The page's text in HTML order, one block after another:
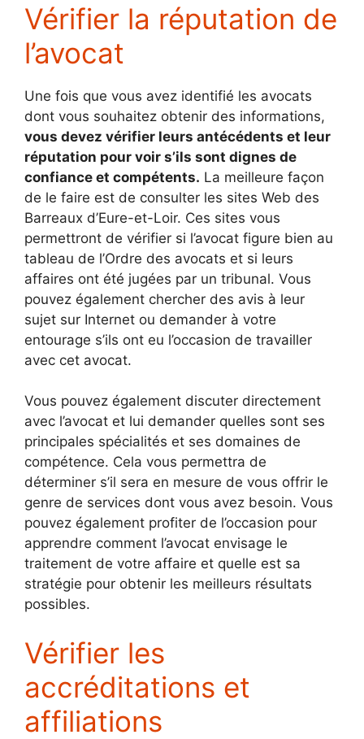
Vérifier la réputation de
l’avocat
Une fois que vous avez identifié les avocats
dont vous souhaitez obtenir des informations,
vous devez vérifier leurs antécédents et leur
réputation pour voir s’ils sont dignes de
confiance et compétents. La meilleure façon
de le faire est de consulter les sites Web des
Barreaux d’Eure-et-Loir. Ces sites vous
permettront de vérifier si l’avocat figure bien au
tableau de l’Ordre des avocats et si leurs
affaires ont été jugées par un tribunal. Vous
pouvez également chercher des avis à leur
sujet sur Internet ou demander à votre
entourage s’ils ont eu l’occasion de travailler
avec cet avocat.
Vous pouvez également discuter directement
avec l’avocat et lui demander quelles sont ses
principales spécialités et ses domaines de
compétence. Cela vous permettra de
déterminer s’il sera en mesure de vous offrir le
genre de services dont vous avez besoin. Vous
pouvez également profiter de l’occasion pour
apprendre comment l’avocat envisage le
traitement de votre affaire et quelle est sa
stratégie pour obtenir les meilleurs résultats
possibles.
Vérifier les
accréditations et
affiliations